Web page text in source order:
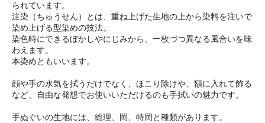
られています。
注染（ちゅうせん）とは、重ね上げた生地の上から染料を注いで
染め上げる型染めの技法。
染色時にできるぼかしやにじみから、一枚づつ異なる風合いを味
わえます。
本染めともいいます。
顔や手の水気を拭うだけでなく、ほこり除けや、額に入れて飾る
など、自由な発想でお使いいただけるのも手拭いの魅力です。
手ぬぐいの生地には、総理、岡、特岡と種類があります。